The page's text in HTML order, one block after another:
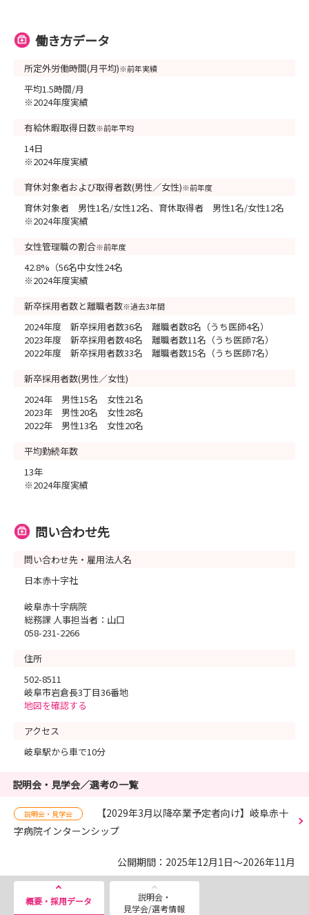
働き方データ
所定外労働時間(月平均)※前年実績
平均1.5時間/月
※2024年度実績
有給休暇取得日数※前年平均
14日
※2024年度実績
育休対象者および取得者数(男性／女性)※前年度
育休対象者 男性1名/女性12名、育休取得者 男性1名/女性12名
※2024年度実績
女性管理職の割合※前年度
42.8%（56名中女性24名
※2024年度実績
新卒採用者数と離職者数※過去3年間
2024年度 新卒採用者数36名 離職者数8名（うち医師4名）
2023年度 新卒採用者数48名 離職者数11名（うち医師7名）
2022年度 新卒採用者数33名 離職者数15名（うち医師7名）
新卒採用者数(男性／女性)
2024年 男性15名 女性21名
2023年 男性20名 女性28名
2022年 男性13名 女性20名
平均勤続年数
13年
※2024年度実績
問い合わせ先
問い合わせ先・雇用法人名
日本赤十字社
岐阜赤十字病院
総務課 人事担当者：山口
058-231-2266
住所
502-8511
岐阜市岩倉長3丁目36番地
地図を確認する
アクセス
岐阜駅から車で10分
説明会・見学会／選考の一覧
説明会・見学会
【2029年3月以降卒業予定者向け】岐阜赤十
字病院インターンシップ
公開期間：2025年12月1日～2026年11月
概要・採用データ
説明会・
見学会/選考情報